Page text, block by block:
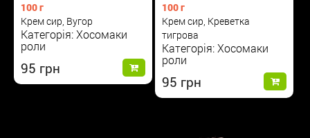
100 г
Крем сир, Вугор
Категорія: Хосомаки
роли
95
100 г
Крем сир, Креветка
тигрова
Категорія: Хосомаки
роли
95